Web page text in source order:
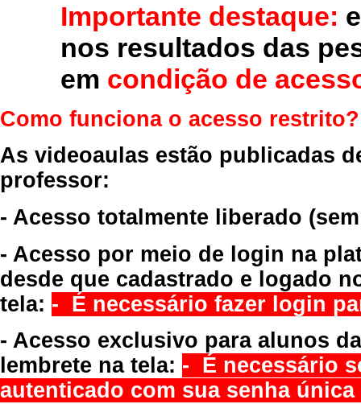
Importante destaque:
nos resultados das
em condição de
Como funciona o acesso restrito?
As videoaulas estão publicadas
professor:
- Acesso totalmente liberado
- Acesso por meio de login na
desde que cadastrado e logado
tela: - É necessário fazer login
- Acesso exclusivo para alunos
lembrete na tela: - É necessário
autenticado com sua senha